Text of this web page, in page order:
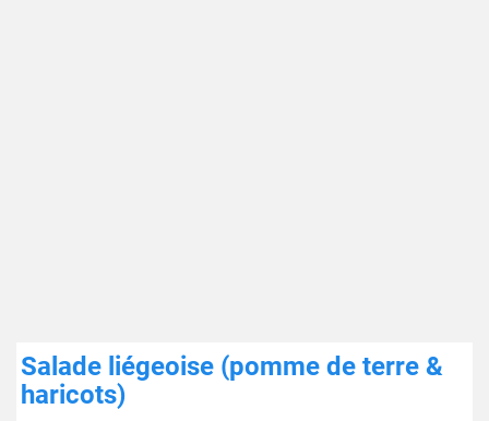
Salade liégeoise (pomme de terre &
haricots)